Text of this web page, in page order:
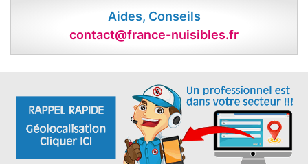
Aides, Conseils
contact@france-nuisibles.fr